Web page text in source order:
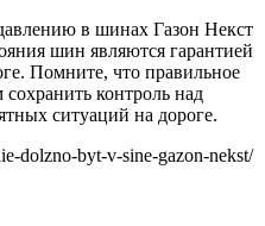
в шинах Газон Некст
шин являются гарантией
Помните, что правильное
контроль над
ситуаций на дороге.
dolzno-byt-v-sine-gazon-nekst/